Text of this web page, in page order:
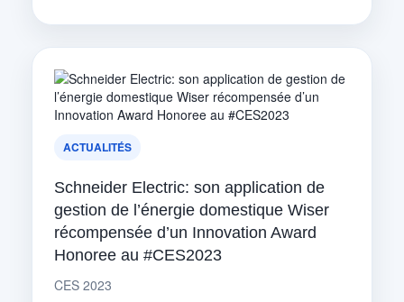
ACTUALITÉS
Schneider Electric: son application de
gestion de l’énergie domestique Wiser
récompensée d’un Innovation Award
Honoree au #CES2023
CES 2023